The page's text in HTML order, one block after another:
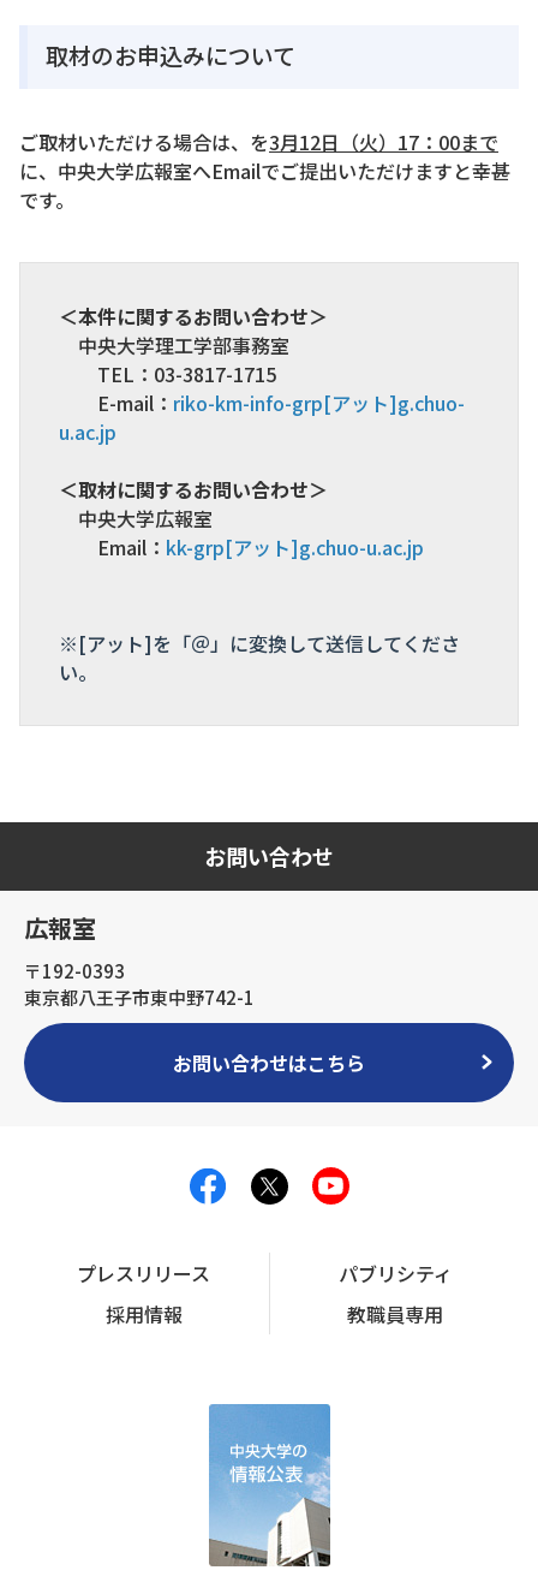
取材のお申込みについて
ご取材いただける場合は、を3月12日（火）17：00まで
に、中央大学広報室へEmailでご提出いただけますと幸甚
です。
＜本件に関するお問い合わせ＞
中央大学理工学部事務室
TEL：03-3817-1715
E-mail： riko-km-info-grp[アット]g.chuo-
u.ac.jp
＜取材に関するお問い合わせ＞
中央大学広報室
Email： kk-grp[アット]g.chuo-u.ac.jp
※[アット]を「＠」に変換して送信してくださ
い。
お問い合わせ
広報室
〒192-0393
東京都八王子市東中野742-1
お問い合わせはこちら
プレスリリース
パブリシティ
採用情報
教職員専用